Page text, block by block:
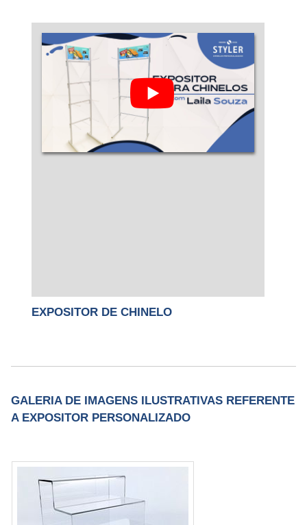
EXPOSITOR DE CHINELO
GALERIA DE IMAGENS ILUSTRATIVAS REFERENTE
A EXPOSITOR PERSONALIZADO